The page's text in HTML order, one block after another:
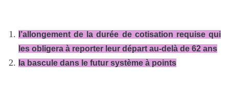
l’allongement de la durée de cotisation requise qui
les obligera à reporter leur départ au-delà de 62 ans
la bascule dans le futur système à points